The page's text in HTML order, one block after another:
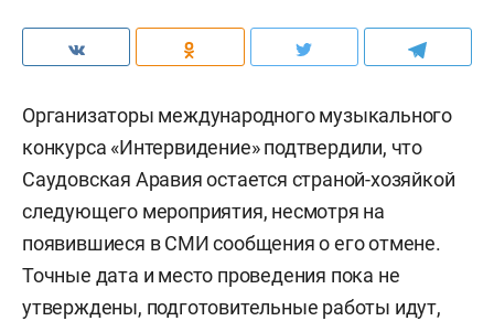
Организаторы международного музыкального
конкурса «Интервидение» подтвердили, что
Саудовская Аравия остается страной-хозяйкой
следующего мероприятия, несмотря на
появившиеся в СМИ сообщения о его отмене.
Точные дата и место проведения пока не
утверждены, подготовительные работы идут,